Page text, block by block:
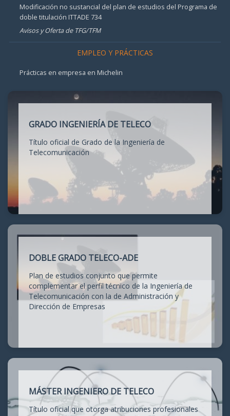
Modificación no sustancial del plan de estudios del Programa de
doble titulación ITTADE 734
Avisos y Oferta de TFG/TFM
EMPLEO Y PRÁCTICAS
Prácticas en empresa en Michelin
GRADO INGENIERÍA DE TELECO
Título oficial de Grado de la Ingeniería de
Telecomunicación
DOBLE GRADO TELECO-ADE
Plan de estudios conjunto que permite
complementar el perfil técnico de la Ingeniería de
Telecomunicación con la de Administración y
Dirección de Empresas
MÁSTER INGENIERO DE TELECO
Título oficial que otorga atribuciones profesionales